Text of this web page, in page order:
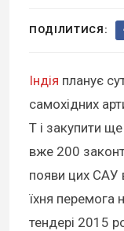
ПОДІЛИТИСЯ:
Індія планує
самохідних
T і закупити
вже 200
появи цих САУ
їхня перемога
тендері 2015